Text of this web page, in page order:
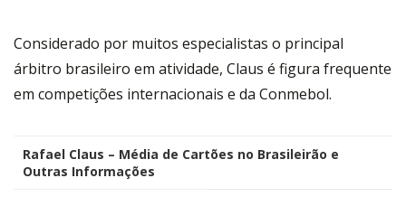
Considerado por muitos especialistas o principal
árbitro brasileiro em atividade, Claus é figura frequente
em competições internacionais e da Conmebol.
Rafael Claus – Média de Cartões no Brasileirão e
Outras Informações